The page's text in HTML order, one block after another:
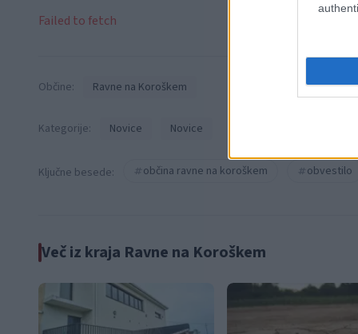
Failed to fetch
Občine: Ravne na Koroškem
Kategorije: Novice Novice
Ključne besede: občina ravne na koroškem obvestilo
Več iz kraja Ravne na Koroškem